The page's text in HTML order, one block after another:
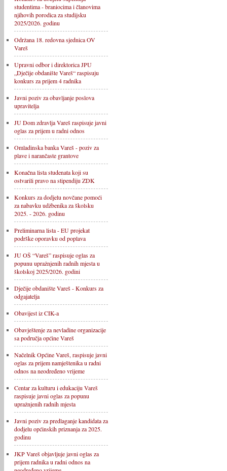
studentima - braniocima i članovima
njihovih porodica za studijsku
2025/2026. godinu
Održana 18. redovna sjednica OV
Vareš
Upravni odbor i direktorica JPU
„Dječije obdanište Vareš“ raspisuju
konkurs za prijem 4 radnika
Javni poziv za obavljanje poslova
upravitelja
JU Dom zdravlja Vareš raspisuje javni
oglas za prijem u radni odnos
Omladinska banka Vareš - poziv za
plave i narančaste grantove
Konačna lista studenata koji su
ostvarili pravo na stipendiju ZDK
Konkurs za dodjelu novčane pomoći
za nabavku udžbenika za školsku
2025. - 2026. godinu
Preliminarna lista - EU projekat
podrške oporavku od poplava
JU OŠ “Vareš” raspisuje oglas za
popunu upražnjenih radnih mjesta u
školskoj 2025/2026. godini
Dječije obdanište Vareš - Konkurs za
odgajatelja
Obavijest iz CIK-a
Obavještenje za nevladine organizacije
sa područja općine Vareš
Načelnik Općine Vareš, raspisuje javni
oglas za prijem namještenika u radni
odnos na neodređeno vrijeme
Centar za kulturu i edukaciju Vareš
raspisuje javni oglas za popunu
upražnjenih radnih mjesta
Javni poziv za predlaganje kandidata za
dodjelu općinskih priznanja za 2025.
godinu
JKP Vareš objavljuje javni oglas za
prijem radnika u radni odnos na